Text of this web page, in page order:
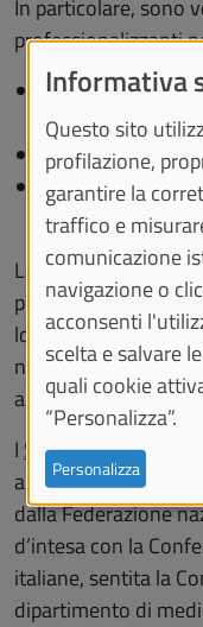
In particolare, sono
professionalizzanti
clinica degli
animali esotici
sanità pubblica
produzioni
reddito.
La PPV è
professionalizzante.
lo/la studente/ssa
non concorre a
alla discussione
I Syllabicontenenti
argomenti su cui
dalla Federazione
d’intesa con la
italiane, sentita la
dipartimento di
Informativa
Questo sito
profilazione,
garantire la
traffico e
comunicazione
navigazione o
acconsenti
scelta e salvare
quali cookie
“Personalizza”.
Personalizza